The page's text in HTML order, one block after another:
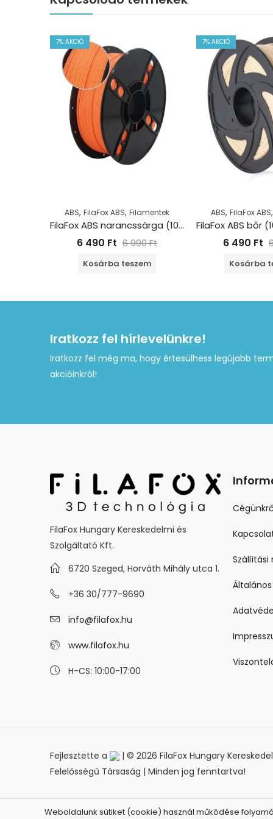
7% AKCIÓ
ABS, FilaFox ABS, Filamentek
FilaFox ABS narancssárga (1000g / 1,75mm)
6 490 Ft 6 990Ft
Kosárba teszem
7% AKCIÓ
ABS, FilaFox ABS,
6 490 Ft
Kosárba
Iratkozz fel hírlevelünkre!
Iratkozz fel még ma, hogy értesülhess legújabb
akcióinkról!
FilaFox Hungary Kereskedelmi és
Szolgáltató Kft.
6720 Szeged, Horváth Mihály utca 1.
+36 30/777-9690
info@filafox.hu
www.filafox.hu
H-CS: 10:00-17:00
Szállítási
Fejlesztette a
| © 2026 FilaFox Hungary
Felelősségű Társaság | Minden jog fenntartva!
Weboldalunk sütiket (cookie) használ működése